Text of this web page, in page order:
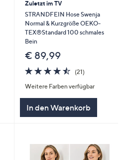
Zuletzt im TV
STRANDFEIN Hose Swenja
Normal & Kurzgröße OEKO-
TEX®Standard 100 schmales
Bein
€ 89,99
4.4
von
5
(21)
Weitere Farben verfügbar
In den Warenkorb